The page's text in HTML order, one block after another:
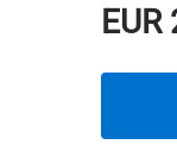
EUR